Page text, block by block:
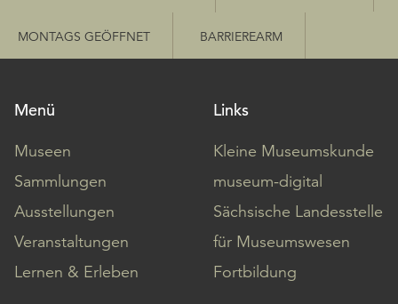
MONTAGS GEÖFFNET BARRIEREARM
Menü
Museen
Sammlungen
Ausstellungen
Veranstaltungen
Lernen & Erleben
Links
Kleine Museumskunde
museum-digital
Sächsische Landesstelle
für Museumswesen
Fortbildung